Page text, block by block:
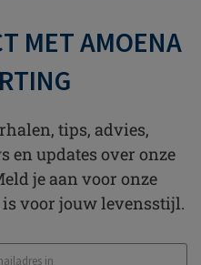
MET AMOENA
tips, advies,
en updates over onze
je aan voor onze
voor jouw levensstijl.